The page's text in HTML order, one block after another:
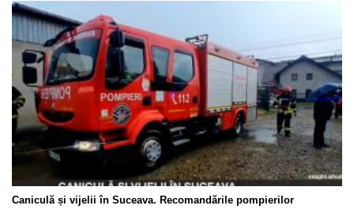
Caniculă și vijelii în Suceava. Recomandările pompierilor